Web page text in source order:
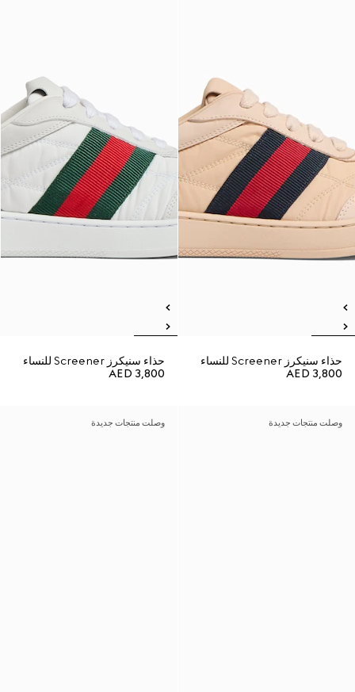
حذاء سنيكرز Screener للنساء
AED 3,800
حذاء سنيكرز Screener للنساء
AED 3,800
وصلت منتجات جديدة وصلت منتجات جديدة